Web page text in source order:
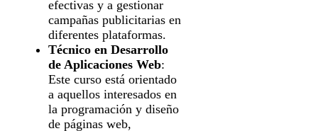
efectivas y a gestionar
campañas publicitarias en
diferentes plataformas.
Técnico en Desarrollo
de Aplicaciones Web:
Este curso está orientado
a aquellos interesados en
la programación y diseño
de páginas web,